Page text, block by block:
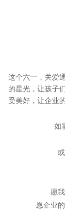
这个六一，关爱
的星光，让孩子
受美好，让企业
如
愿
愿企业